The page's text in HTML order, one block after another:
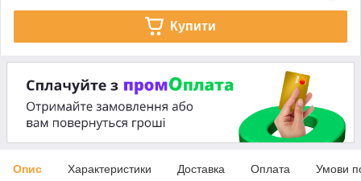
Купити
Опис Характеристики Доставка Оплата Умови